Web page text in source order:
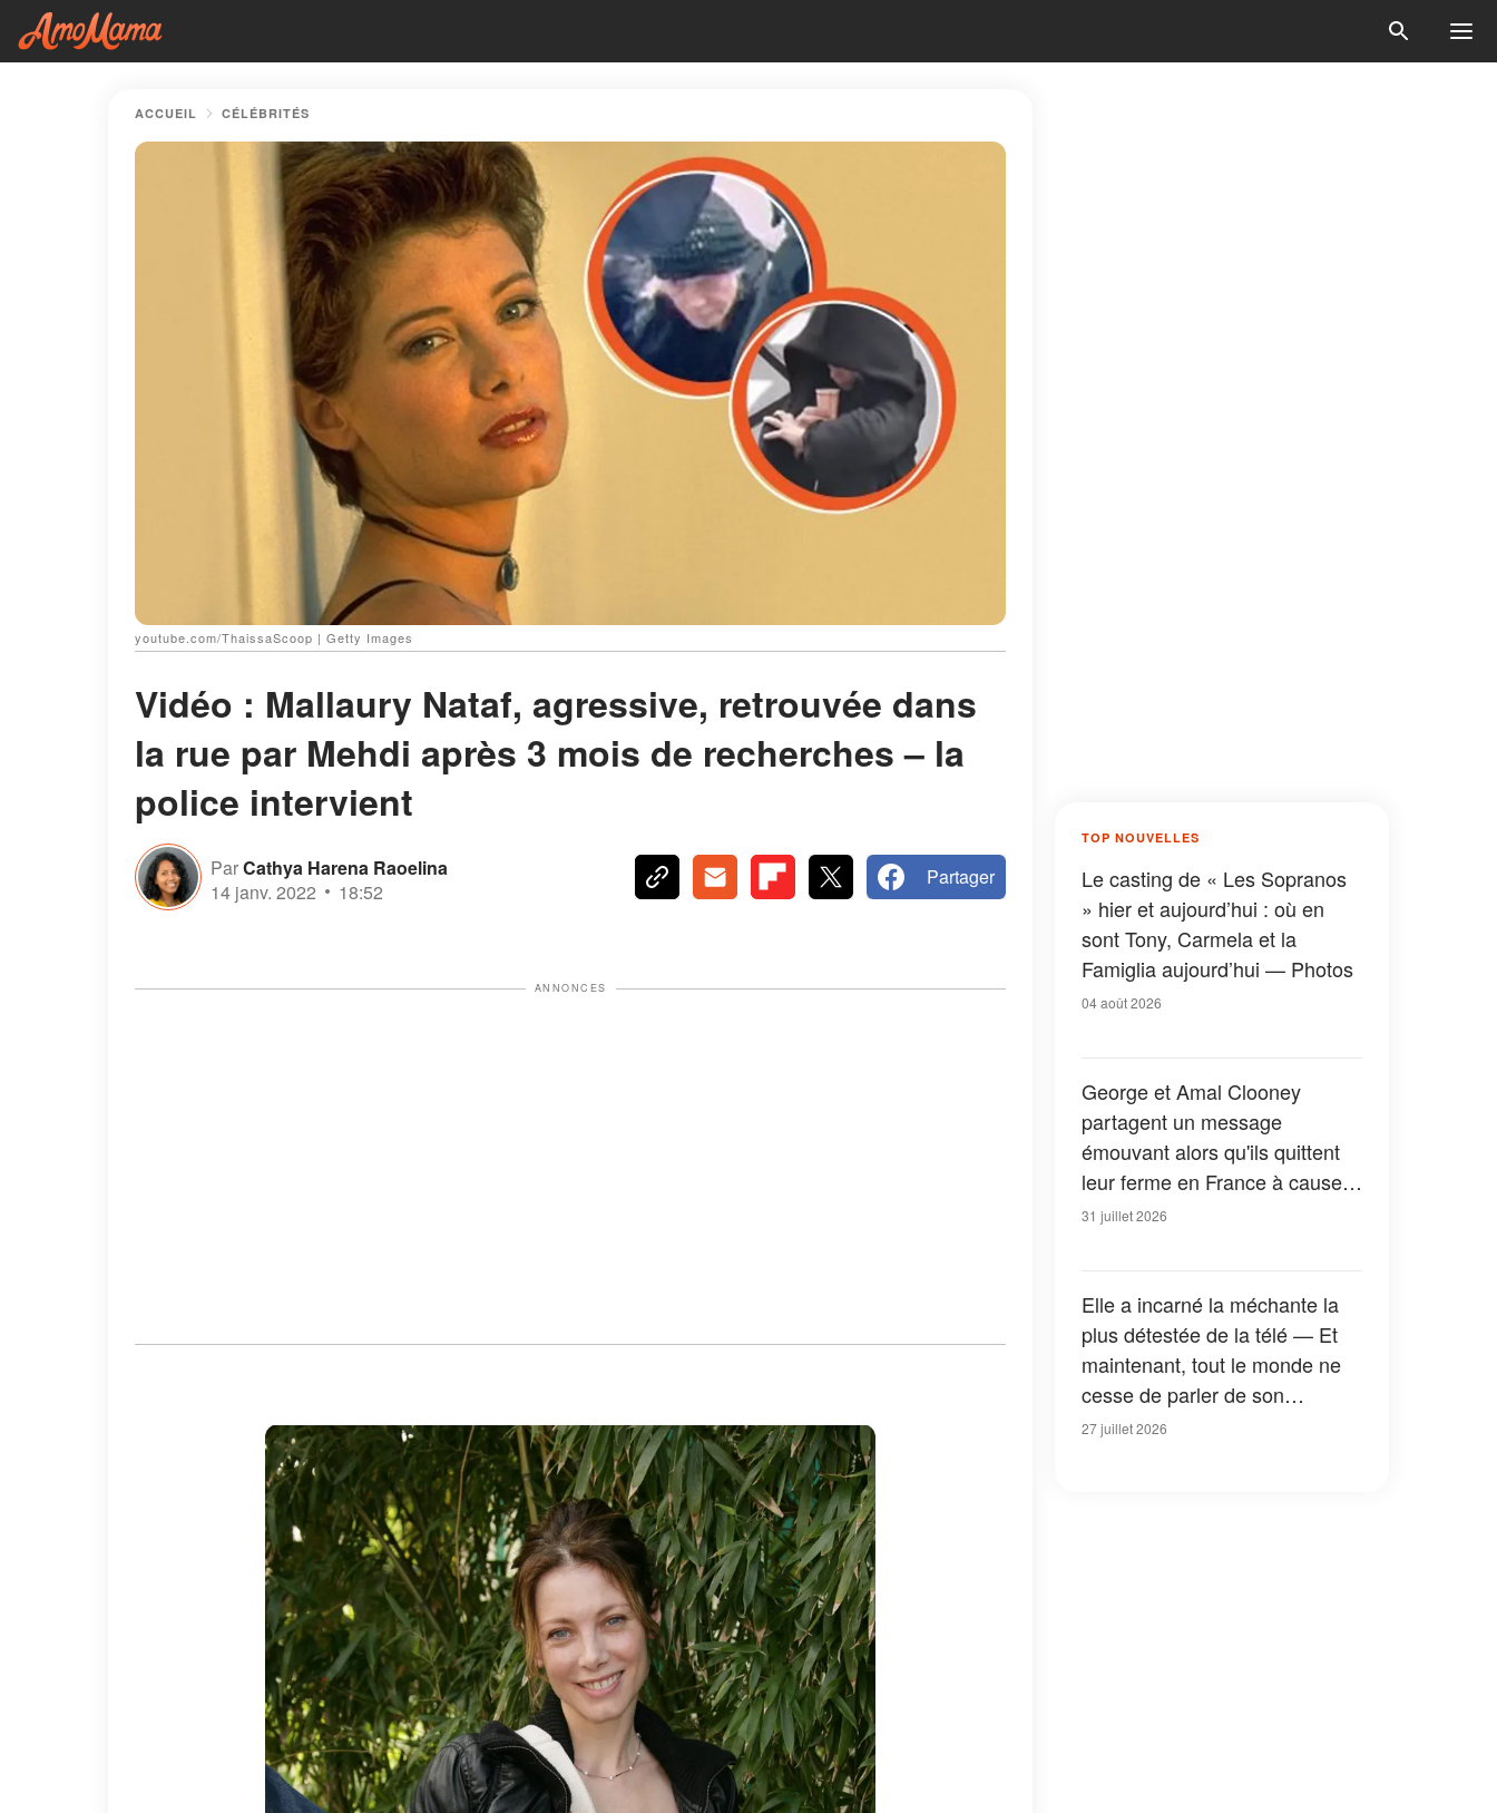
ACCUEIL CÉLÉBRITÉS
youtube.com/ThaissaScoop | Getty Images
Vidéo : Mallaury Nataf, agressive, retrouvée dans
la rue par Mehdi après 3 mois de recherches – la
police intervient
ParCathya Harena Raoelina
14 janv. 2022
18:52
Partager
ANNONCES
TOP NOUVELLES
Le casting de « Les Sopranos
» hier et aujourd’hui : où en
sont Tony, Carmela et la
Famiglia aujourd’hui — Photos
04 août 2026
George et Amal Clooney
partagent un message
émouvant alors qu'ils quittent
leur ferme en France à cause
des feux de forêt — Tous les
31 juillet 2026
Elle a incarné la méchante la
plus détestée de la télé — Et
maintenant, tout le monde ne
cesse de parler de son
apparition dans la nouvelle
27 juillet 2026